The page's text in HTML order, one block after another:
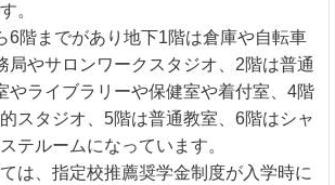
。
6階までがあり地下1階は倉庫や自転車
局やサロンワークスタジオ、2階は普通
やライブラリーや保健室や着付室、4階
スタジオ、5階は普通教室、6階はシャ
テルームになっています。
は、指定校推薦奨学金制度が入学時に